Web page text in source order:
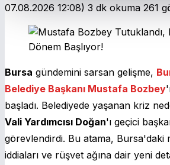
07.08.2026 12:08) 3 dk okuma 261
Bursa gündemini sarsan gelişme,
Belediye Başkanı Mustafa Bozbey
başladı. Belediyede yaşanan kriz
Vali Yardımcısı Doğan'ı geçici
görevlendirdi. Bu atama, Bursa'daki
iddiaları ve rüşvet ağına dair yeni